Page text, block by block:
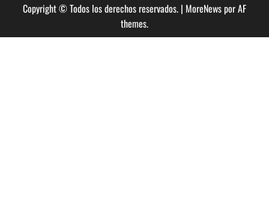
Copyright © Todos los derechos reservados. | MoreNewspor AF
themes.